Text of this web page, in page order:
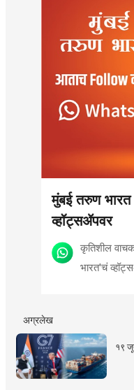
मुंबई तरुण
व्हॉट्सॲपवर
कृतिशील
भारत'चं
अग्रलेख
१९